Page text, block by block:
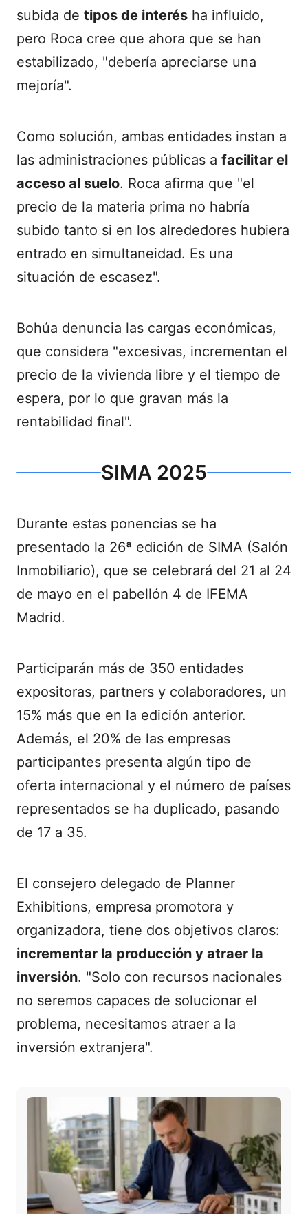
subida de tipos de interés ha influido,
pero Roca cree que ahora que se han
estabilizado, "debería apreciarse una
mejoría".
Como solución, ambas entidades instan a
las administraciones públicas a facilitar el
acceso al suelo. Roca afirma que "el
precio de la materia prima no habría
subido tanto si en los alrededores hubiera
entrado en simultaneidad. Es una
situación de escasez".
Bohúa denuncia las cargas económicas,
que considera "excesivas, incrementan el
precio de la vivienda libre y el tiempo de
espera, por lo que gravan más la
rentabilidad final".
SIMA 2025
Durante estas ponencias se ha
presentado la 26ª edición de SIMA (Salón
Inmobiliario), que se celebrará del 21 al 24
de mayo en el pabellón 4 de IFEMA
Madrid.
Participarán más de 350 entidades
expositoras, partners y colaboradores, un
15% más que en la edición anterior.
Además, el 20% de las empresas
participantes presenta algún tipo de
oferta internacional y el número de países
representados se ha duplicado, pasando
de 17 a 35.
El consejero delegado de Planner
Exhibitions, empresa promotora y
organizadora, tiene dos objetivos claros:
incrementar la producción y atraer la
inversión. "Solo con recursos nacionales
no seremos capaces de solucionar el
problema, necesitamos atraer a la
inversión extranjera".